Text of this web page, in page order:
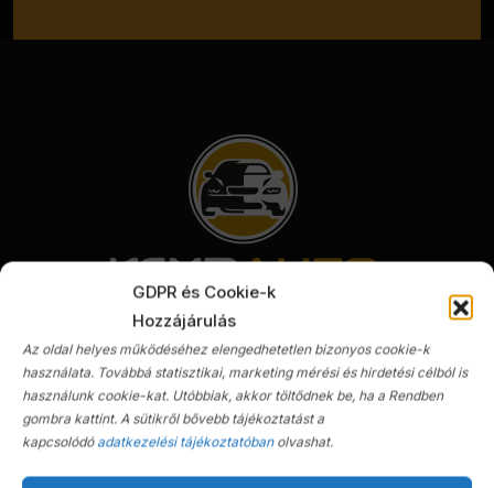
GDPR és Cookie-k
Hozzájárulás
Az oldal helyes működéséhez elengedhetetlen bizonyos cookie-k
használata. Továbbá statisztikai, marketing mérési és hirdetési célból is
használunk cookie-kat. Utóbbiak, akkor töltődnek be, ha a Rendben
gombra kattint. A sütikről bővebb tájékoztatást a
kapcsolódó adatkezelési tájékoztatóbanolvashat.
KGYD Autókereskedés, szerviz, import és tartós
bérlet